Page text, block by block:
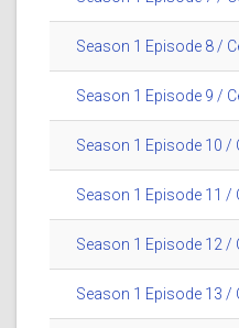
Season 1 Episode 8 /
Season 1 Episode 9 /
Season 1 Episode 10 /
Season 1 Episode 11 /
Season 1 Episode 12 /
Season 1 Episode 13 /